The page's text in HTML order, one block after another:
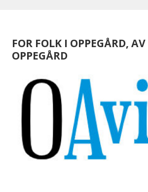
FOR FOLK I OPPEGÅRD,
OPPEGÅRD